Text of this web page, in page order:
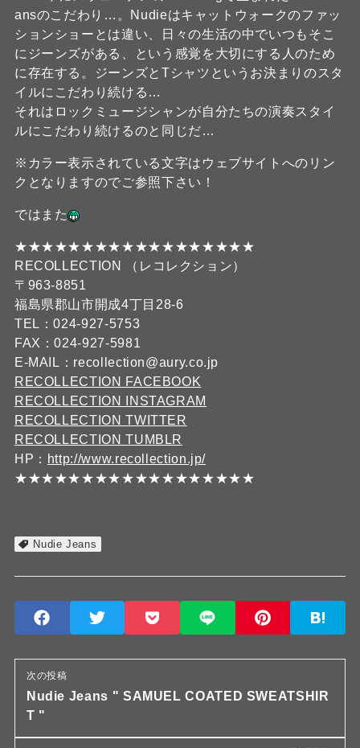
ansのこだわり…。Nudieはキャットウォークのファッ
ションショーとは違い、日々の生活の中でいつもそこ
にジーンズがある、という感覚を大切にする人のため
に存在する。ジーンズとTシャツというお決まりのスタ
イルにこだわり続ける…
それはロックミュージシャンが自分たちの演奏スタイ
ルにこだわり続けるのと同じだ…
※カラー表示されている文字はウェブサイトへのリン
クとなりますのでご参照下さい！
ではまた
★★★★★★★★★★★★★★★★★★
RECOLLECTION （レコレクション）
〒963-8851
福島県郡山市開成4丁目28-6
TEL：024-927-5753
FAX：024-927-5981
E-MAIL：recollection@aury.co.jp
RECOLLECTION FACEBOOK
RECOLLECTION INSTAGRAM
RECOLLECTION TWITTER
RECOLLECTION TUMBLR
HP： http://www.recollection.jp/
★★★★★★★★★★★★★★★★★★
Nudie Jeans
次の投稿
Nudie Jeans " SAMUEL COATED SWEATSHIR
T "